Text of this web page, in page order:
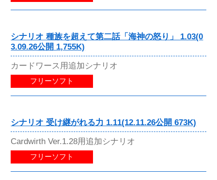
シナリオ 種族を超えて第二話「海神の怒り」 1.03(0
3.09.26公開 1,755K)
カードワース用追加シナリオ
フリーソフト
シナリオ 受け継がれる力 1.11(12.11.26公開 673K)
Cardwirth Ver.1.28用追加シナリオ
フリーソフト